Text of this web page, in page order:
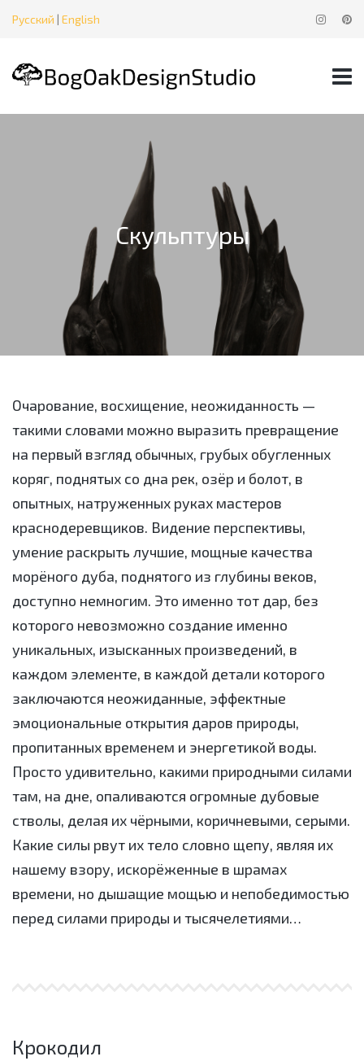
Русский | English
Скульптуры
Очарование, восхищение, неожиданность —
такими словами можно выразить превращение
на первый взгляд обычных, грубых обугленных
коряг, поднятых со дна рек, озёр и болот, в
опытных, натруженных руках мастеров
краснодеревщиков. Видение перспективы,
умение раскрыть лучшие, мощные качества
морёного дуба, поднятого из глубины веков,
доступно немногим. Это именно тот дар, без
которого невозможно создание именно
уникальных, изысканных произведений, в
каждом элементе, в каждой детали которого
заключаются неожиданные, эффектные
эмоциональные открытия даров природы,
пропитанных временем и энергетикой воды.
Просто удивительно, какими природными силами
там, на дне, опаливаются огромные дубовые
стволы, делая их чёрными, коричневыми, серыми.
Какие силы рвут их тело словно щепу, являя их
нашему взору, искорёженные в шрамах
времени, но дышащие мощью и непобедимостью
перед силами природы и тысячелетиями…
Крокодил